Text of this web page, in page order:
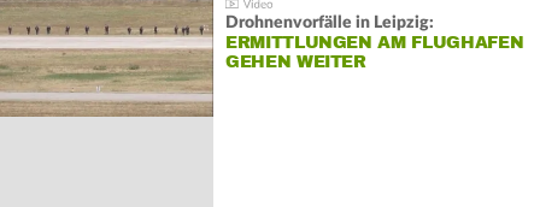
Drohnenvorfälle in Leipzig:
ERMITTLUNGEN AM FLUGHAFEN
GEHEN WEITER